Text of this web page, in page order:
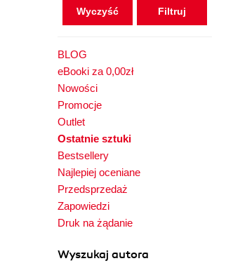
Wyczyść
BLOG
eBooki za 0,00zł
Nowości
Promocje
Outlet
Ostatnie sztuki
Bestsellery
Najlepiej oceniane
Przedsprzedaż
Zapowiedzi
Druk na żądanie
Wyszukaj autora